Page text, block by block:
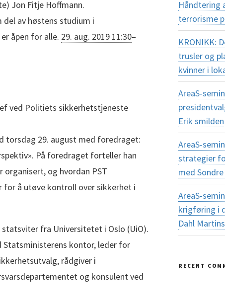
Jon Fitje Hoffmann.
del av høstens studium i
åpen for alle. 29. aug. 2019 11:30–
ved Politiets sikkerhetstjeneste
torsdag 29. august med foredraget:
På foredraget forteller han
organisert, og hvordan PST
for å utøve kontroll over sikkerhet i
fra Universitetet i Oslo (UiO).
kontor, leder for
rådgiver i
og konsulent ved
Håndtering
terrorisme
KRONIKK:
trusler og
kvinner i
AreaS-
Erik smilden
AreaS-
strategier
med
AreaS-
krigføring i
Dahl
RECENT